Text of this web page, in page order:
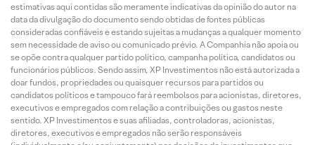
estimativas aqui contidas são meramente indicativas da opinião do autor na
data da divulgação do documento sendo obtidas de fontes públicas
consideradas confiáveis e estando sujeitas a mudanças a qualquer momento
sem necessidade de aviso ou comunicado prévio. A Companhia não apoia ou
se opõe contra qualquer partido político, campanha política, candidatos ou
funcionários públicos. Sendo assim, XP Investimentos não está autorizada a
doar fundos, propriedades ou quaisquer recursos para partidos ou
candidatos políticos e tampouco fará reembolsos para acionistas, diretores,
executivos e empregados com relação a contribuições ou gastos neste
sentido. XP Investimentos e suas afiliadas, controladoras, acionistas,
diretores, executivos e empregados não serão responsáveis